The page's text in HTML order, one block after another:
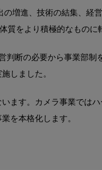
増進、技術の結集、
をより積極的なものに
判断の必要から事業部
しました。
ます。カメラ事業では
を本格化します。